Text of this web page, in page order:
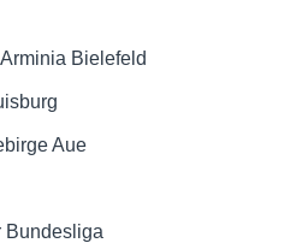
Bielefeld
Aue
Bundesliga